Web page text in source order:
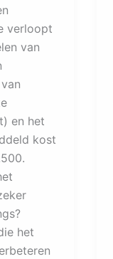
verloopt
van
en het
kost
het